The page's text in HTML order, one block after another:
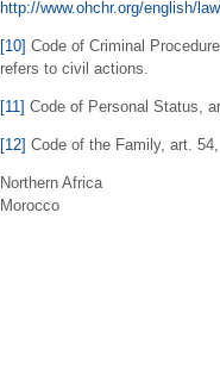
http://www.ohchr.org/english/
[10] Code of Criminal
refers to civil actions.
[11] Code of Personal Status,
[12] Code of the Family, art.
Northern Africa
Morocco